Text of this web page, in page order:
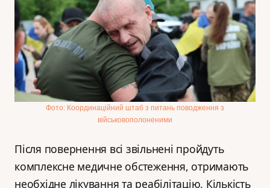
Фото: Координаційний штаб з питань поводження з
військовополоненими
Після повернення всі звільнені пройдуть
комплексне медичне обстеження, отримають
необхідне лікування та реабілітацію. Кількість